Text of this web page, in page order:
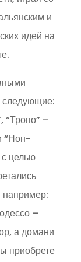
и
идей на
следующие:
“Тропо” –
“Нон-
целью
–
а домани
приобрете